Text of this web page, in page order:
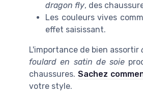
dragon fly, des
Les couleurs vives
effet saisissant.
L'importance de bien assortir
foulard en satin de soie
chaussures. Sachez
votre style.